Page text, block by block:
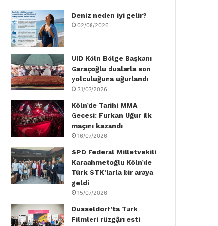
o
o
e
r
d
n
b
g
a
m
k
Deniz neden iyi gelir?
02/08/2026
UID Köln Bölge Başkanı
Garaçoğlu dualarla son
yolculuğuna uğurlandı
31/07/2026
Köln’de Tarihi MMA
Gecesi: Furkan Uğur ilk
maçını kazandı
16/07/2026
SPD Federal Milletvekili
Karaahmetoğlu Köln’de
Türk STK’larla bir araya
geldi
15/07/2026
Düsseldorf’ta Türk
Filmleri rüzgậrı esti